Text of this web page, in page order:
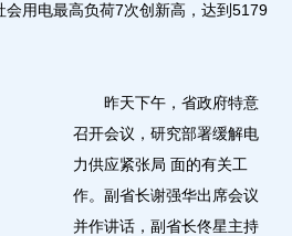
用电最高负荷7次创新高，达到5179
昨天下午，省政府特意
召开会议，研究部署缓解电
力供应紧张局 面的有关工
作。副省长谢强华出席会议
并作讲话，副省长佟星主持